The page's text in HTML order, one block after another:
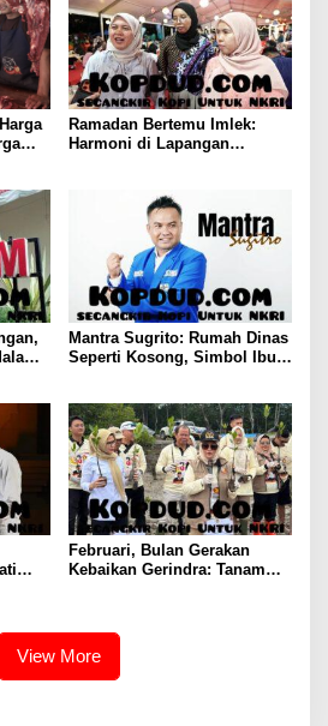
Ramadan Bertemu Imlek:
Harmoni di Lapangan
Mantra Sugrito: Rumah Dinas
Seperti Kosong, Simbol Ibu
Februari, Bulan Gerakan
Kebaikan Gerindra: Tanam
View More